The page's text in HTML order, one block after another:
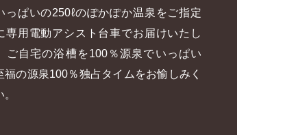
っぱいの250ℓのぽかぽか温泉をご指定
専用電動アシスト台車でお届けいたし
ご自宅の浴槽を100％源泉でいっぱい
福の源泉100％独占タイムをお愉しみく